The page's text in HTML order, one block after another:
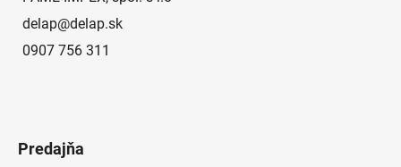
delap@delap.sk
0907 756 311
Predajňa